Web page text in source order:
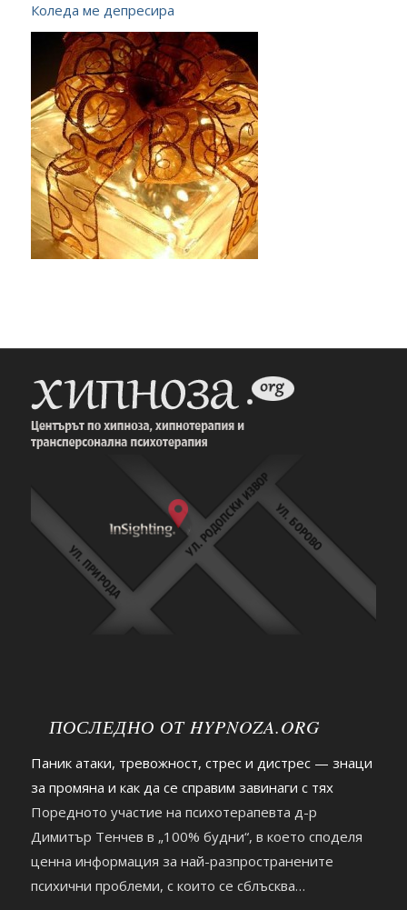
Коледа ме депресира
ПОСЛЕДНО ОТ HYPNOZA.ORG
Паник атаки, тревожност, стрес и дистрес — знаци
за промяна и как да се справим завинаги с тях
Поредното участие на психотерапевта д-р
Димитър Тенчев в „100% будни“, в което споделя
ценна информация за най-разпространените
психични проблеми, с които се сблъсква